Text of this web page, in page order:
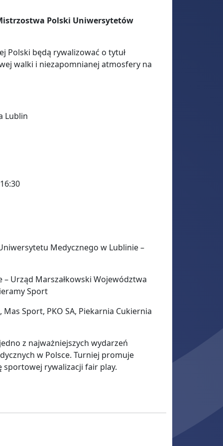
Polski Uniwersytetów
Polski będą rywalizować o tytuł
walki i niezapomnianej atmosfery na
Lublin
Medycznego w Lublinie –
Urząd Marszałkowski Województwa
Sport
Sport, PKO SA, Piekarnia Cukiernia
z najważniejszych wydarzeń
w Polsce. Turniej promuje
rywalizacji fair play.